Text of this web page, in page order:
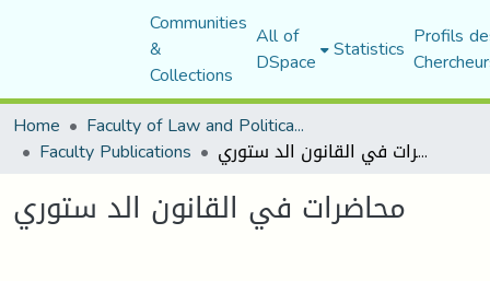
Communities
&
Collections
All of
DSpace Statistics Profils
Home
Faculty of Law and Political Science
Faculty Publications محاضرات في القانون الد ستوري
محاضرات في القانون الد ستوري